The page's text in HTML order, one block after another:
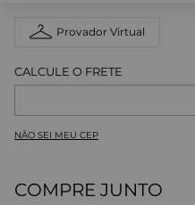
Provador Virtual
NÃO SEI MEU CEP
COMPRE JUNTO